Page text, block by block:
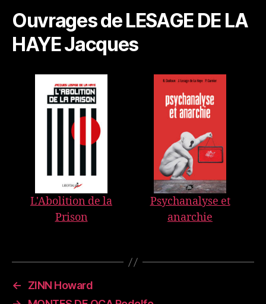
Ouvrages de LESAGE DE LA
HAYE Jacques
L'Abolition de la
Prison
Psychanalyse et
anarchie
←
ZINN Howard